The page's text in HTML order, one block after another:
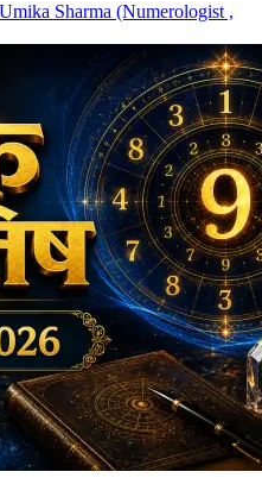
Sharma (Numerologist ,